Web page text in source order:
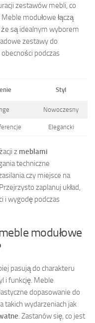
zestawów mebli, co
modułowe łączą
że są idealnym wyborem
zestawy do
podczas
Styl
Nowoczesny
Elegancki
z meblami
techniczne
czy miejsce na
zaplanuj układ,
i wygodę podczas
modułowe
pasują do charakteru
i funkcję. Meble
dopasowanie do
takich wydarzeniach jak
. Zastanów się, co jest